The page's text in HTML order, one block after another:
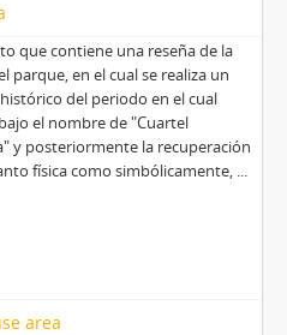
que contiene una reseña de la
parque, en el cual se realiza un
del periodo en el cual
el nombre de "Cuartel
y posteriormente la recuperación
física como simbólicamente, ...
area